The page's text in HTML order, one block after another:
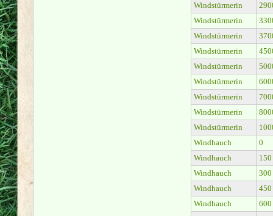
Windstürmerin
Windstürmerin
Windstürmerin
Windstürmerin
Windstürmerin
Windstürmerin
Windstürmerin
Windstürmerin
Windstürmerin
Windhauch
0
Windhauch
150
Windhauch
300
Windhauch
450
Windhauch
600